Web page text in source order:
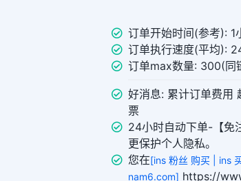
订单开始时间(参考): 1
订单执行速度(平均):
订单max数量: 300(同
好消息: 累计订单费用
票
24小时自动下单-【免
更保护个人隐私。
您在[ins 粉丝 购买 | ins
nam6.com] https://